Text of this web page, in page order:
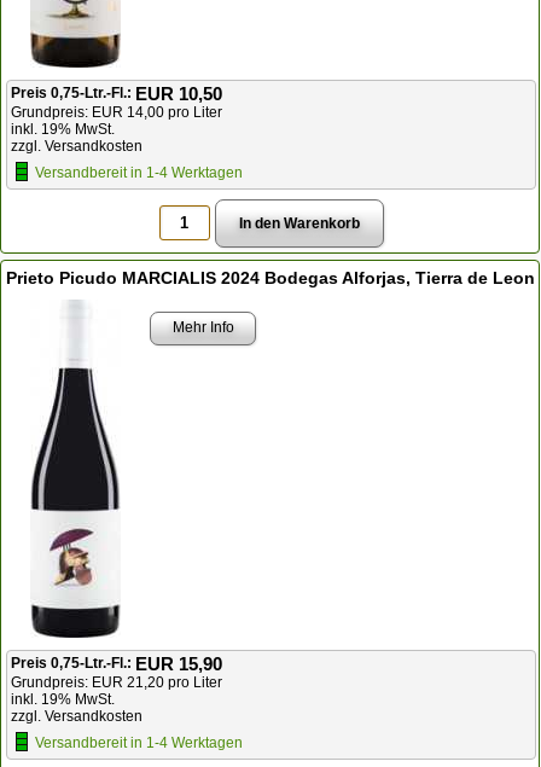
Preis 0,75-Ltr.-Fl.: EUR 10,50
Grundpreis: EUR 14,00 pro Liter
inkl. 19% MwSt.
zzgl. Versandkosten
Versandbereit in 1-4 Werktagen
Prieto Picudo MARCIALIS 2024 Bodegas Alforjas, Tierra de Leon
Mehr Info
Preis 0,75-Ltr.-Fl.: EUR 15,90
Grundpreis: EUR 21,20 pro Liter
inkl. 19% MwSt.
zzgl. Versandkosten
Versandbereit in 1-4 Werktagen